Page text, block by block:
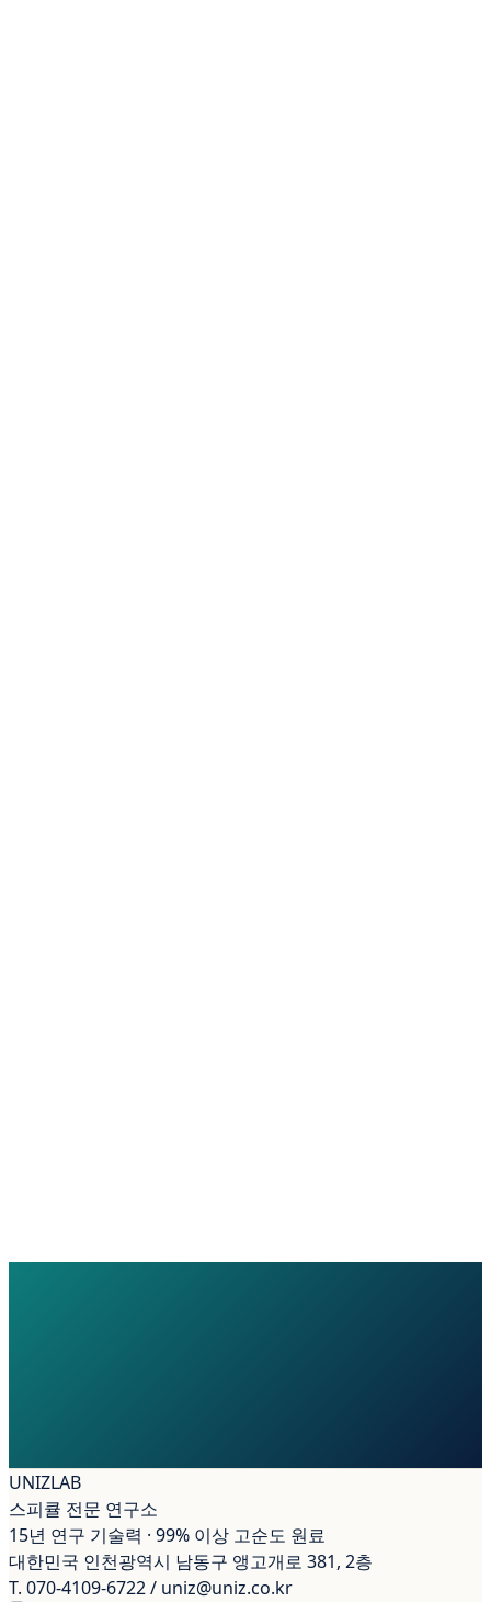
UNIZLAB
스피큘 전문 연구소
15년 연구 기술력 · 99% 이상 고순도 원료
대한민국 인천광역시 남동구 앵고개로 381, 2층
T. 070-4109-6722/ uniz@uniz.co.kr